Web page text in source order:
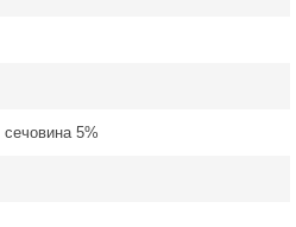
сечовина 5%